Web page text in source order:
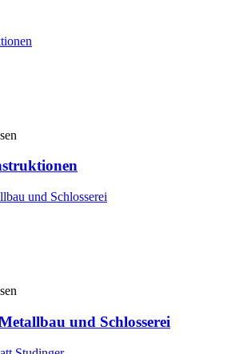
und Schlosserei
und Schlosserei